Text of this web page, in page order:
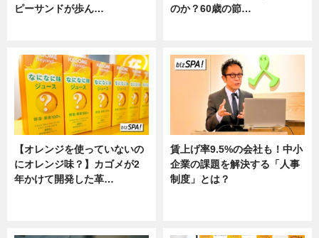
ピーサンドが歩ん…
のか？60歳の節…
【オレンジを使っていないの
にオレンジ味？】カゴメが2
年かけて開発した革…
賃上げ率9.5%の会社も！中小
企業の課題を解決する「人事
制度」とは？